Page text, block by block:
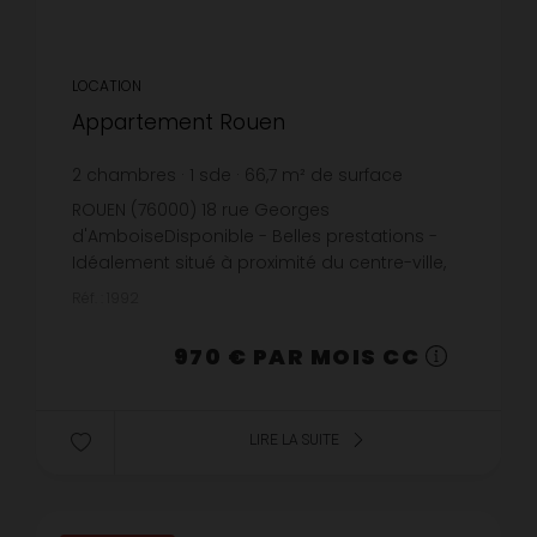
LOCATION
Appartement Rouen
2 chambres 1 sde 66,7 m² de surface
meublé
14,54 € prix / m²
ROUEN (76000) 18 rue Georges
d'AmboiseDisponible - Belles prestations -
Idéalement situé à proximité du centre-ville,
970 € PAR MOIS CC
LIRE LA SUITE